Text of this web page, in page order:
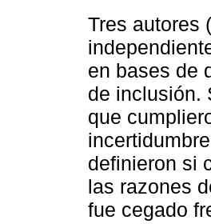
Tres autores
en bases de
de inclusión.
que
definieron si
las razones
fue cegado